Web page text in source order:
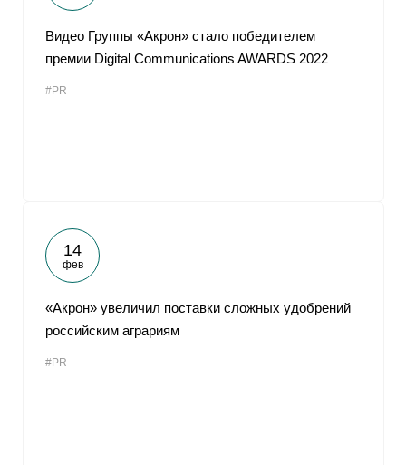
Видео Группы «Акрон» стало победителем
премии Digital Communications AWARDS 2022
#PR
14
фев
«Акрон» увеличил поставки сложных удобрений
российским аграриям
#PR